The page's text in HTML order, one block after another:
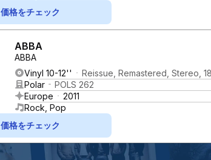
価格をチェック
ABBA
ABBA
Vinyl 10-12''
Reissue, Remastered, Stereo,
Polar
POLS 262
Europe
2011
Rock, Pop
価格をチェック